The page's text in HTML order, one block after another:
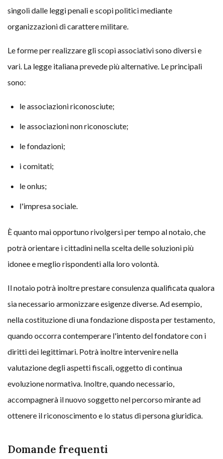
singoli dalle leggi penali e scopi politici mediante
organizzazioni di carattere militare.
Le forme per realizzare gli scopi associativi sono diversi e
vari. La legge italiana prevede più alternative. Le principali
sono:
le associazioni riconosciute;
le associazioni non riconosciute;
le fondazioni;
i comitati;
le onlus;
l'impresa sociale.
È quanto mai opportuno rivolgersi per tempo al notaio, che
potrà orientare i cittadini nella scelta delle soluzioni più
idonee e meglio rispondenti alla loro volontà.
Il notaio potrà inoltre prestare consulenza qualificata qualora
sia necessario armonizzare esigenze diverse. Ad esempio,
nella costituzione di una fondazione disposta per testamento,
quando occorra contemperare l'intento del fondatore con i
diritti dei legittimari. Potrà inoltre intervenire nella
valutazione degli aspetti fiscali, oggetto di continua
evoluzione normativa. Inoltre, quando necessario,
accompagnerà il nuovo soggetto nel percorso mirante ad
ottenere il riconoscimento e lo status di persona giuridica.
Domande frequenti